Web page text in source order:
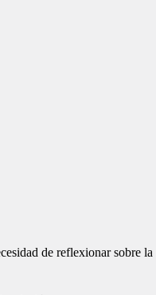
de reflexionar sobre la